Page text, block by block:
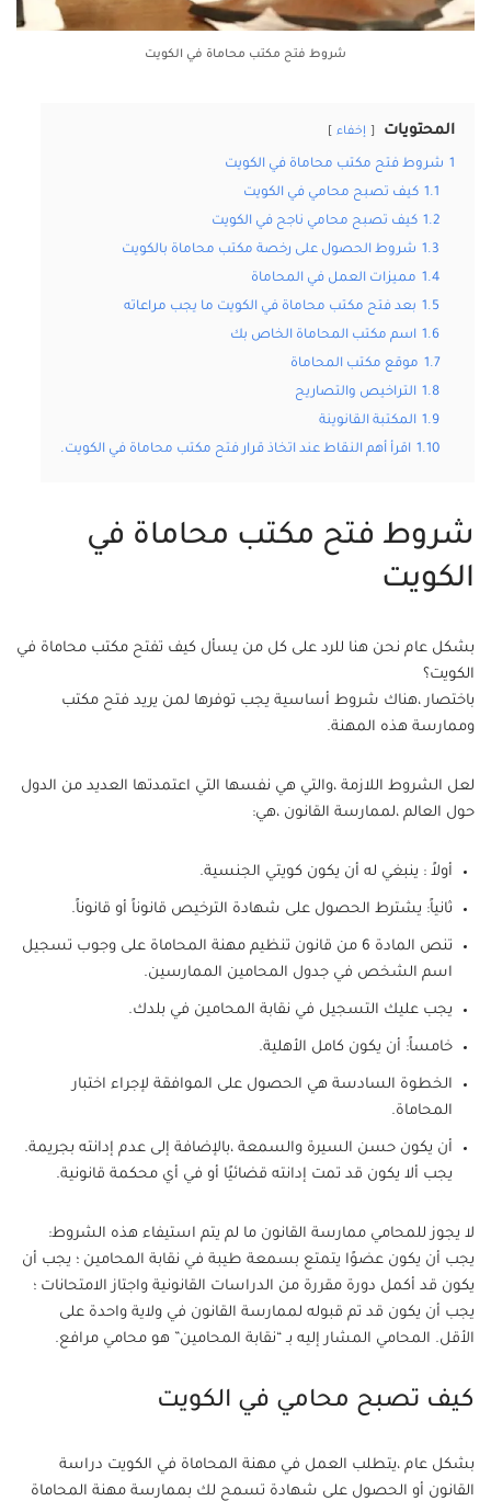
شروط فتح مكتب محاماة في الكويت
المحتويات إخفاء
1 شروط فتح مكتب محاماة في الكويت
1.1 كيف تصبح محامي في الكويت
1.2 كيف تصبح محامي ناجح في الكويت
1.3 شروط الحصول على رخصة مكتب محاماة بالكويت
1.4 مميزات العمل في المحاماة
1.5 بعد فتح مكتب محاماة في الكويت ما يجب مراعاته
1.6 اسم مكتب المحاماة الخاص بك
1.7 موقع مكتب المحاماة
1.8 التراخيص والتصاريح
1.9 المكتبة القانوينة
1.10 اقرأ أهم النقاط عند اتخاذ قرار فتح مكتب محاماة في الكويت.
شروط فتح مكتب محاماة في
الكويت
بشكل عام نحن هنا للرد على كل من يسأل كيف تفتح مكتب محاماة في
الكويت؟
باختصار ،هناك شروط أساسية يجب توفرها لمن يريد فتح مكتب
وممارسة هذه المهنة.
لعل الشروط اللازمة ،والتي هي نفسها التي اعتمدتها العديد من الدول
حول العالم ،لممارسة القانون ،هي:
أولاً : ينبغي له أن يكون كويتي الجنسية.
ثانياً: يشترط الحصول على شهادة الترخيص قانوناً أو قانوناً.
تنص المادة 6 من قانون تنظيم مهنة المحاماة على وجوب تسجيل
اسم الشخص في جدول المحامين الممارسين.
يجب عليك التسجيل في نقابة المحامين في بلدك.
خامساً: أن يكون كامل الأهلية.
الخطوة السادسة هي الحصول على الموافقة لإجراء اختبار
المحاماة.
أن يكون حسن السيرة والسمعة ،بالإضافة إلى عدم إدانته بجريمة.
يجب ألا يكون قد تمت إدانته قضائيًا أو في أي محكمة قانونية.
لا يجوز للمحامي ممارسة القانون ما لم يتم استيفاء هذه الشروط:
يجب أن يكون عضوًا يتمتع بسمعة طيبة في نقابة المحامين ؛ يجب أن
يكون قد أكمل دورة مقررة من الدراسات القانونية واجتاز الامتحانات ؛
يجب أن يكون قد تم قبوله لممارسة القانون في ولاية واحدة على
الأقل. المحامي المشار إليه بـ “نقابة المحامين” هو محامي مرافع.
كيف تصبح محامي في الكويت
بشكل عام ،يتطلب العمل في مهنة المحاماة في الكويت دراسة
القانون أو الحصول على شهادة تسمح لك بممارسة مهنة المحاماة